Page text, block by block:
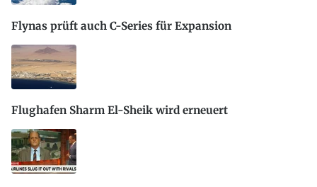
Flynas prüft auch C-Series für Expansion
Flughafen Sharm El-Sheik wird erneuert